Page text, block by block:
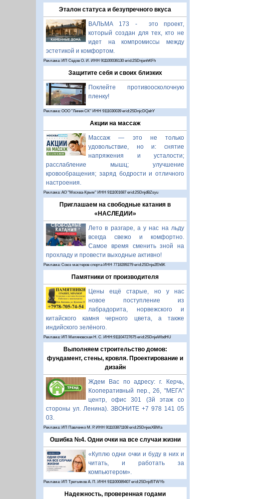
Эталон статуса и безупречного вкуса
ВАЛЬМА 173 - это проект,
который создан для тех, кто не
идет на компромиссы между
эстетикой и комфортом.
Реклама: ИП Седов О. И. ИНН 911100036130 erid:2SDnjenhKFh
Защитите себя и своих близких
Поклейте противоосколочную
пленку!
Реклама: ООО "Линия СК" ИНН 9111030039 erid:2SDnjcDQahY
Акции на массаж
Массаж — это не только
удовольствие, но и: снятие
напряжения и усталости;
расслабление мышц; улучшение
кровообращения; заряд бодрости и отличного
настроения.
Реклама: АО "Москва-Крым" ИНН 9111001687 erid:2SDnjdBZsyu
Приглашаем на свободные катания в
«НАСЛЕДИИ»
Лето в разгаре, а у нас на льду
всегда свежо и комфортно.
Самое время сменить зной на
прохладу и провести выходные активно!
Реклама: Союз мастеров спорта ИНН 7718289279 erid:2SDnje2Eh6K
Памятники от производителя
Цены ещё старые, но у нас
новое поступление из
лабрадорита, норвежского и
китайского камня черного цвета, а также
индийского зелёного.
Реклама: ИП Миляновская Н. С. ИНН:911104727675 erid:2SDnjeWbdHU
Выполняем строительство домов:
фундамент, стены, кровля. Проектирование и
дизайн
Ждем Вас по адресу: г. Керчь,
Кооперативный пер., 26, "МЕГА"
центр, офис 301 (3й этаж со
стороны ул. Ленина). ЗВОНИТЕ +7 978 141 05
03.
Реклама: ИП Павленко М. Р. ИНН 911103871108 erid:2SDnjesXBWa
Ошибка №4. Одни очки на все случаи жизни
«Куплю одни очки и буду в них и
читать, и работать за
компьютером».
Реклама: ИП Третьяков А. П. ИНН 911100089407 erid:2SDnjd5TWYb
Надежность, проверенная годами